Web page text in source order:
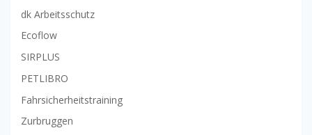
dk Arbeitsschutz
Ecoflow
SIRPLUS
PETLIBRO
Fahrsicherheitstraining
Zurbruggen